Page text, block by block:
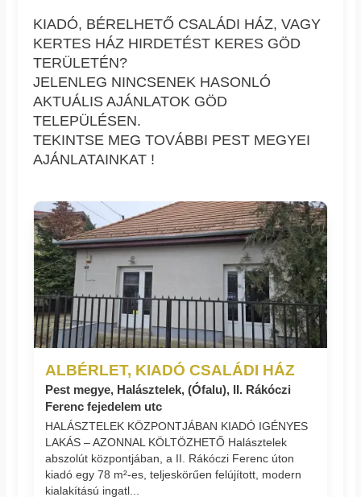
KIADÓ, BÉRELHETŐ CSALÁDI HÁZ, VAGY
KERTES HÁZ HIRDETÉST KERES GÖD
TERÜLETÉN?
JELENLEG NINCSENEK HASONLÓ
AKTUÁLIS AJÁNLATOK GÖD
TELEPÜLÉSEN.
TEKINTSE MEG TOVÁBBI PEST MEGYEI
AJÁNLATAINKAT !
ALBÉRLET, KIADÓ CSALÁDI HÁZ
Pest megye, Halásztelek, (Ófalu), II. Rákóczi
Ferenc fejedelem utc
HALÁSZTELEK KÖZPONTJÁBAN KIADÓ IGÉNYES
LAKÁS – AZONNAL KÖLTÖZHETŐ Halásztelek
abszolút központjában, a II. Rákóczi Ferenc úton
kiadó egy 78 m²-es, teljeskörűen felújított, modern
kialakítású ingatl...